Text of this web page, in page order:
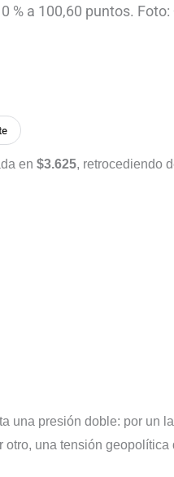
% a 100,60 puntos.
en $3.625, retrocediendo
una presión doble: por un
otro, una tensión